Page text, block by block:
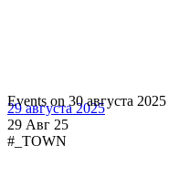
29 августа 2025
29 Авг 25
#_TOWN
Events on 30 августа 2025